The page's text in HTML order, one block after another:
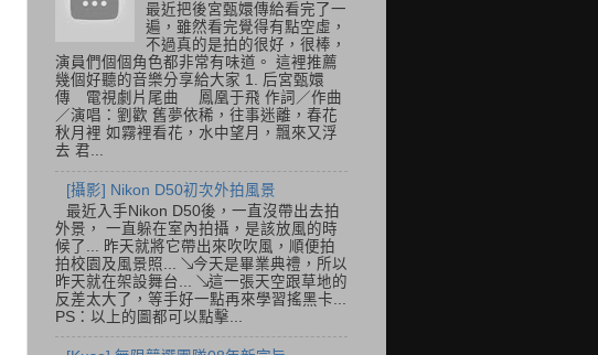
最近把後宮甄嬛傳給看完了一
遍，雖然看完覺得有點空虛，
不過真的是拍的很好，很棒，
演員們個個角色都非常有味道。 這裡推薦
幾個好聽的音樂分享給大家 1. 后宮甄嬛
傳 電視劇片尾曲 鳳凰于飛 作詞／作曲
／演唱：劉歡 舊夢依稀，往事迷離，春花
秋月裡 如霧裡看花，水中望月，飄來又浮
去 君...
[攝影] Nikon D50初次外拍風景
最近入手Nikon D50後，一直沒帶出去拍
外景， 一直躲在室內拍攝，是該放風的時
候了... 昨天就將它帶出來吹吹風，順便拍
拍校園及風景照... ↘今天是畢業典禮，所以
昨天就在架設舞台... ↘這一張天空跟草地的
反差太大了，等手好一點再來學習搖黑卡...
PS：以上的圖都可以點擊...